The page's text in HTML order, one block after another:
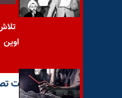
اوین
آخرین گزارشات